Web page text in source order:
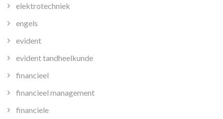
elektrotechniek
engels
evident
evident tandheelkunde
financieel
financieel management
financiele